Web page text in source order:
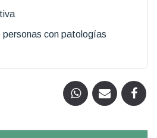
personas con patologías